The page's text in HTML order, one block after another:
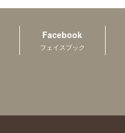
Facebook
フェイスブック